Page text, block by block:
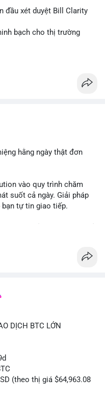
đầu xét duyệt Bill Clarity
bạch cho thị trường
động của các đồng tiền kỹ
hằng ngày thật đơn
vào quy trình chăm
suốt cả ngày. Giải pháp
bạn tự tin giao tiếp.
DỊCH BTC LỚN
(theo thị giá $64,963.08